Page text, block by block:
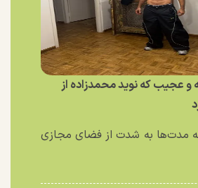
و عجیب که نوید محمدزاده از
مدت‌ها به شدت از فضای مجازی